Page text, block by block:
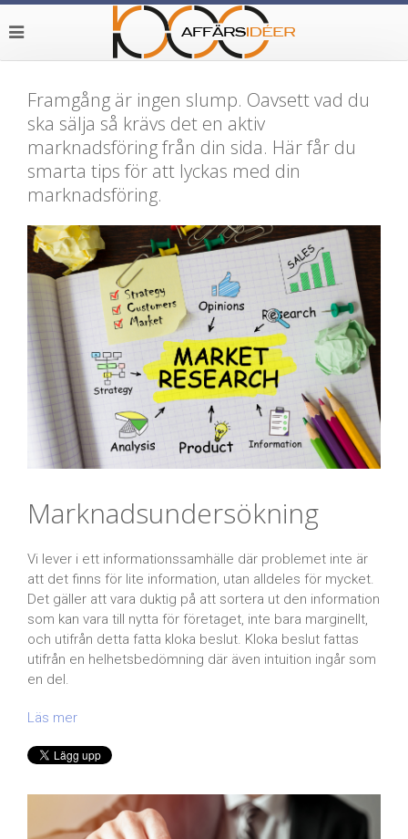
Framgång är ingen slump. Oavsett vad du
ska sälja så krävs det en aktiv
marknadsföring från din sida. Här får du
smarta tips för att lyckas med din
marknadsföring.
Marknadsundersökning
Vi lever i ett informationssamhälle där problemet inte är
att det finns för lite information, utan alldeles för mycket.
Det gäller att vara duktig på att sortera ut den information
som kan vara till nytta för företaget, inte bara marginellt,
och utifrån detta fatta kloka beslut. Kloka beslut fattas
utifrån en helhetsbedömning där även intuition ingår som
en del.
Läs mer